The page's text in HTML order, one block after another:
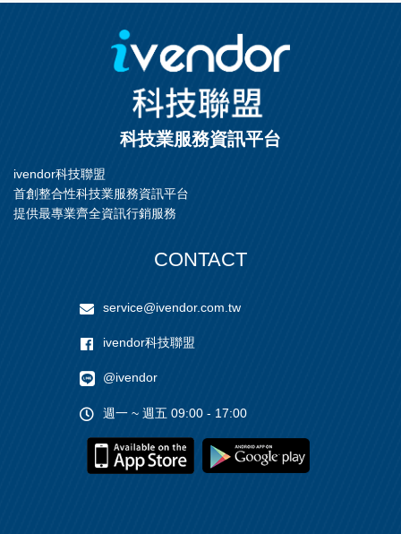
1.直流無刷馬達電動滾筒 有別於交流感應馬達及直流碳刷
馬達，直流無刷馬達無碳粉產生、溫昇低、免清潔，馬達
壽命更長、後續維修成本低。合普為世界級直流無刷馬達
2.智慧型控制卡 WWL智慧型控制卡內建多種零壓堆積物流
4個指撥開關，可輕鬆設定16段調速、馬達正反轉控制；
且保護功能如過載過熱、馬達溫度、接點短路、馬達鎖死
等等狀況的保護也相當完善。
科技業服務資訊平台
ivendor科技聯盟
首創整合性科技業服務資訊平台
提供最專業齊全資訊行銷服務
CONTACT
service@ivendor.com.tw
ivendor科技聯盟
@ivendor
週一 ~ 週五 09:00 - 17:00